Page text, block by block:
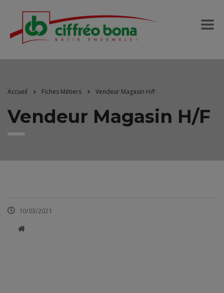
Accueil Fiches Métiers Vendeur Magasin H/F
Vendeur Magasin H/F
10/03/2021